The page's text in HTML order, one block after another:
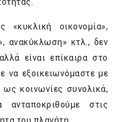
οικονομία»,
ανακύκλωση» κτλ., δεν
είναι επίκαιρα στο
να εξοικειωνόμαστε με
κοινωνίες συνολικά,
στις